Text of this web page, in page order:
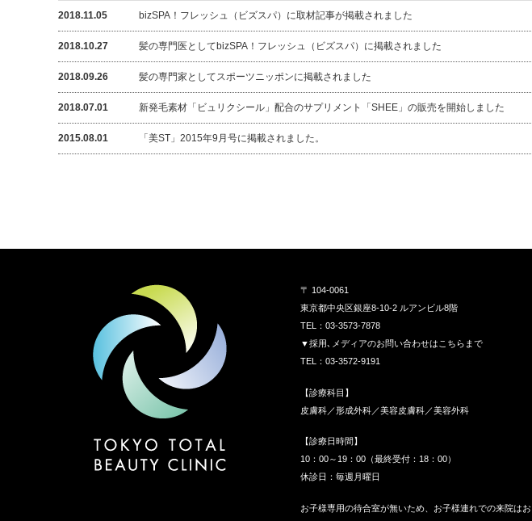
2018.11.05 bizSPA！フレッシュ（ビズスパ）に取材記事が掲載されました
2018.10.27 髪の専門医としてbizSPA！フレッシュ（ビズスパ）に掲載されました
2018.09.26 髪の専門家としてスポーツニッポンに掲載されました
2018.07.01 新発毛素材「ビュリクシール」配合のサプリメント「SHEE」の販売を開始しました
2015.08.01 「美ST」2015年9月号に掲載されました。
〒 104-0061
東京都中央区銀座8-10-2 ルアンビル8階
TEL：03-3573-7878
▼採用､メディアのお問い合わせはこちらまで
TEL：03-3572-9191
【診療科目】
皮膚科／形成外科／美容皮膚科／美容外科
【診療日時間】
10：00～19：00（最終受付：18：00）
休診日：毎週月曜日
お子様専用の待合室が無いため、お子様連れでの来院はお